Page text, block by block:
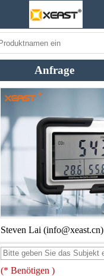
Anfrage
Steven Lai (info@xeast.cn)
(* Benötigen )